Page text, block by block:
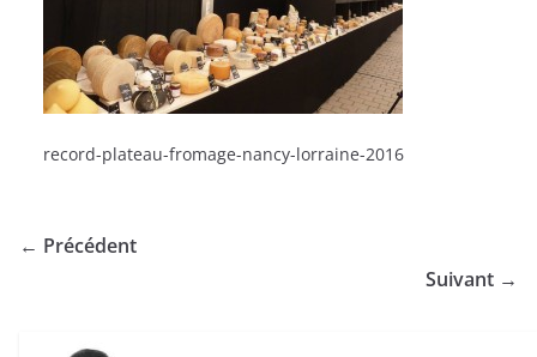
record-plateau-fromage-nancy-lorraine-2016
← Précédent
Suivant →